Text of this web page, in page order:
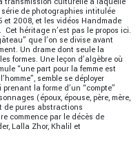
de photographies intitulée
et 2008, et les vidéos Handmade
héritage n’est pas le propos ici.
que l’on se divise avant
Un drame dont seule la
formes. Une leçon d’algèbre où
“une part pour la femme est
semble se déployer
la forme d’un “compte”
(époux, épouse, père, mère,
de pures abstractions
commence par le décès de
Lalla Zhor, Khalil et